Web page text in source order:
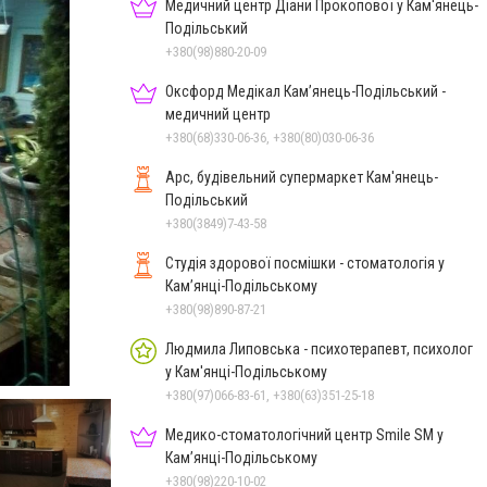
Садиба у Власія в смт. Путила
Медичний центр Діани Прокопової у Кам'янець-
Подільський
+380(98)880-20-09
Оксфорд Медікал Кам’янець-Подільський -
медичний центр
+380(68)330-06-36, +380(80)030-06-36
Арс, будівельний супермаркет Кам'янець-
Подільський
+380(3849)7-43-58
Студія здорової посмішки - стоматологія у
Кам’янці-Подільському
+380(98)890-87-21
Людмила Липовська - психотерапевт, психолог
у Кам'янці-Подільському
+380(97)066-83-61, +380(63)351-25-18
Медико-стоматологічний центр Smile SM у
Кам’янці-Подільському
+380(98)220-10-02